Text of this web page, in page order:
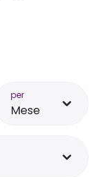
per
Mese